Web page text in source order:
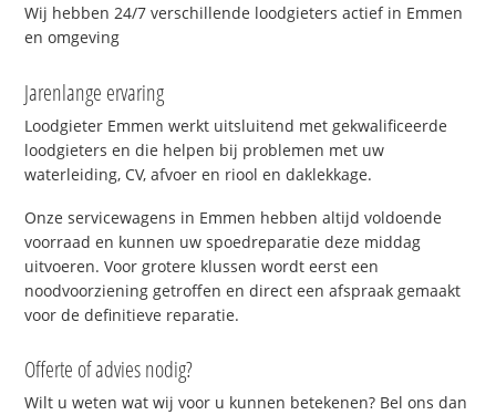
Wij hebben 24/7 verschillende loodgieters actief in Emmen
en omgeving
Jarenlange ervaring
Loodgieter Emmen werkt uitsluitend met gekwalificeerde
loodgieters en die helpen bij problemen met uw
waterleiding, CV, afvoer en riool en daklekkage.
Onze servicewagens in Emmen hebben altijd voldoende
voorraad en kunnen uw spoedreparatie deze middag
uitvoeren. Voor grotere klussen wordt eerst een
noodvoorziening getroffen en direct een afspraak gemaakt
voor de definitieve reparatie.
Offerte of advies nodig?
Wilt u weten wat wij voor u kunnen betekenen? Bel ons dan